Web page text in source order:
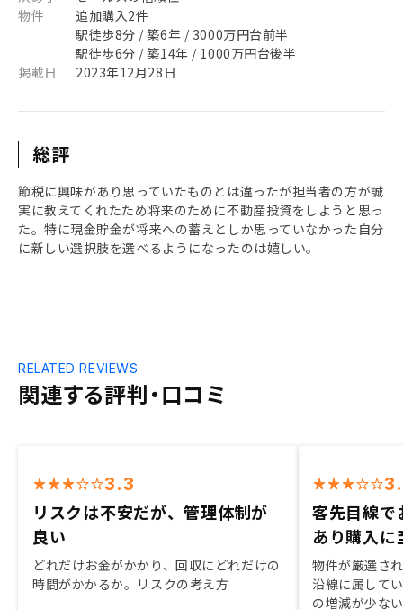
物件
追加購入2件
駅徒歩8分 / 築6年 / 3000万円台前半
駅徒歩6分 / 築14年 / 1000万円台後半
掲載日
2023年12月28日
総評
節税に興味があり思っていたものとは違ったが担当者の方が誠
実に教えてくれたため将来のために不動産投資をしようと思っ
た。特に現金貯金が将来への蓄えとしか思っていなかった自分
に新しい選択肢を選べるようになったのは嬉しい。
関連する評判・口コミ
RELATED REVIEWS
3.3
リスクは不安だが、管理体制が
良い
どれだけお金がかかり、回収にどれだけの
時間がかかるか。リスクの考え方
客先目線で
あり購入
物件が厳選さ
沿線に属して
の増減が少な